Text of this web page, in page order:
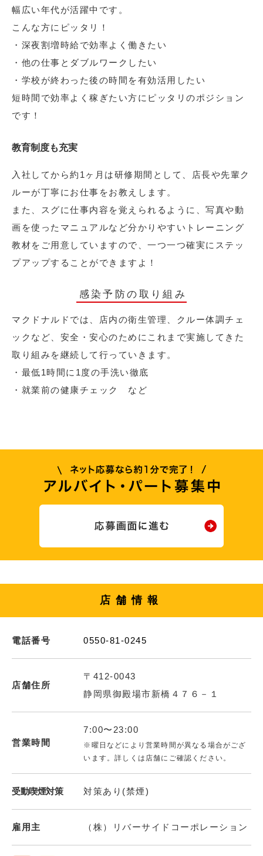
幅広い年代が活躍中です。
こんな方にピッタリ！
・深夜割増時給で効率よく働きたい
・他の仕事とダブルワークしたい
・学校が終わった後の時間を有効活用したい
短時間で効率よく稼ぎたい方にピッタリのポジション
です！
教育制度も充実
入社してから約1ヶ月は研修期間として、店長や先輩ク
ルーが丁寧にお仕事をお教えします。
また、スグに仕事内容を覚えられるように、写真や動
画を使ったマニュアルなど分かりやすいトレーニング
教材をご用意していますので、一つ一つ確実にステッ
プアップすることができますよ！
感染予防の取り組み
マクドナルドでは、店内の衛生管理、クルー体調チェ
ックなど、安全・安心のためにこれまで実施してきた
取り組みを継続して行っていきます。
・最低1時間に1度の手洗い徹底
・就業前の健康チェック など
店舗情報
電話番号 0550-81-0245
店舗住所
〒412-0043
静岡県御殿場市新橋４７６－１
営業時間
7:00〜23:00
※曜日などにより営業時間が異なる場合がござ
います。詳しくは店舗にご確認ください。
受動喫煙対策 対策あり(禁煙)
雇用主 （株）リバーサイドコーポレーション